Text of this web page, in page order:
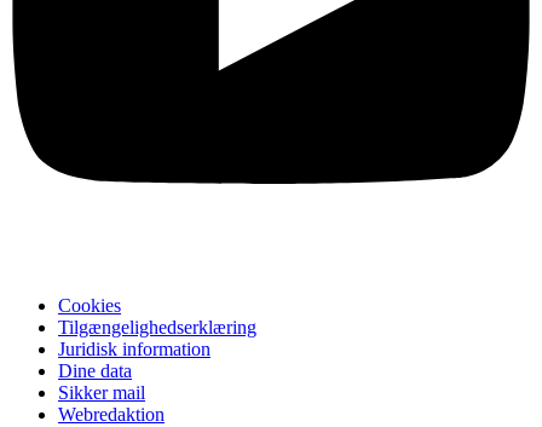
Cookies
Tilgængelighedserklæring
Juridisk information
Dine data
Sikker mail
Webredaktion